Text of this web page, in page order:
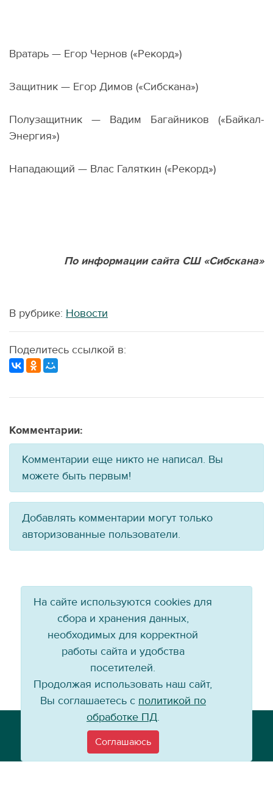
Вратарь — Егор Чернов («Рекорд»)
Защитник — Егор Димов («Сибскана»)
Полузащитник — Вадим Багайников («Байкал-
Энергия»)
Нападающий — Влас Галяткин («Рекорд»)
По информации сайта СШ «Сибскана»
В рубрике: Новости
Поделитесь ссылкой в:
Комментарии:
Комментарии еще никто не написал. Вы
можете быть первым!
Добавлять комментарии могут только
авторизованные пользователи.
Email:info@baikal-energy.ru
На сайте используются cookies для
сбора и хранения данных,
необходимых для корректной
работы сайта и удобства
посетителей.
Продолжая использовать наш сайт,
Вы соглашаетесь с политикой по
обработке ПД.
Соглашаюсь